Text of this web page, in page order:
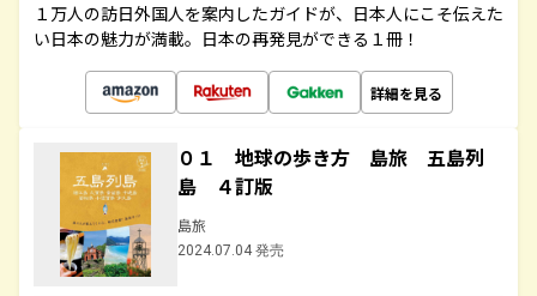
１万人の訪日外国人を案内したガイドが、日本人にこそ伝えた
い日本の魅力が満載。日本の再発見ができる１冊！
詳細を見る
０１ 地球の歩き方 島旅 五島列
島 ４訂版
島旅
2024.07.04 発売